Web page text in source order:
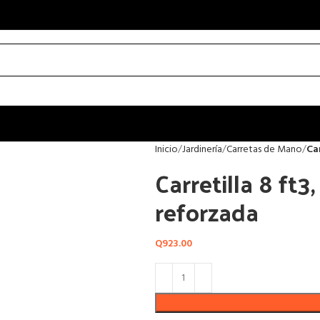
Inicio Jardinería Carretas de Mano
Carretilla 8
reforzada
Q923.00